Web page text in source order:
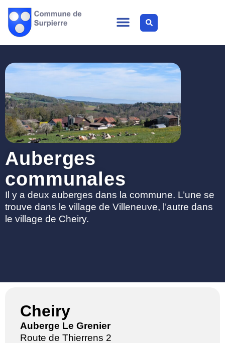
Auberges
communales
Il y a deux auberges dans la commune. L’une se
trouve dans le village de Villeneuve, l’autre dans
le village de Cheiry.
Cheiry
Auberge Le Grenier
Route de Thierrens 2